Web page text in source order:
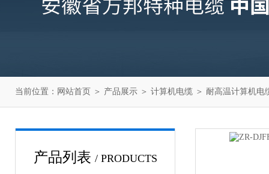
当前位置： 网站首页 ＞ 产品展示 ＞ 计算机电缆 ＞ 耐高温计算机电
产品列表 / PRODUCTS